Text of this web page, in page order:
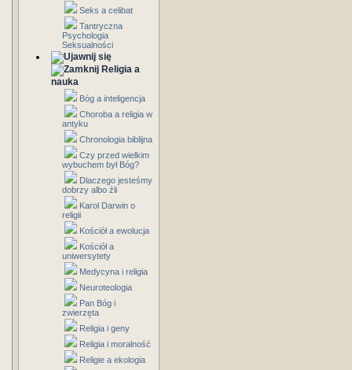
Seks a celibat
Tantryczna
Psychologia
Seksualności
Religia a
nauka
Bóg a inteligencja
Choroba a religia w
antyku
Chronologia biblijna
Czy przed wielkim
wybuchem był Bóg?
Dlaczego jesteśmy
dobrzy albo źli
Karol Darwin o
religii
Kościół a ewolucja
Kościół a
uniwersytety
Medycyna i religia
Neuroteologia
Pan Bóg i
zwierzęta
Religia i geny
Religia i moralność
Religie a ekologia